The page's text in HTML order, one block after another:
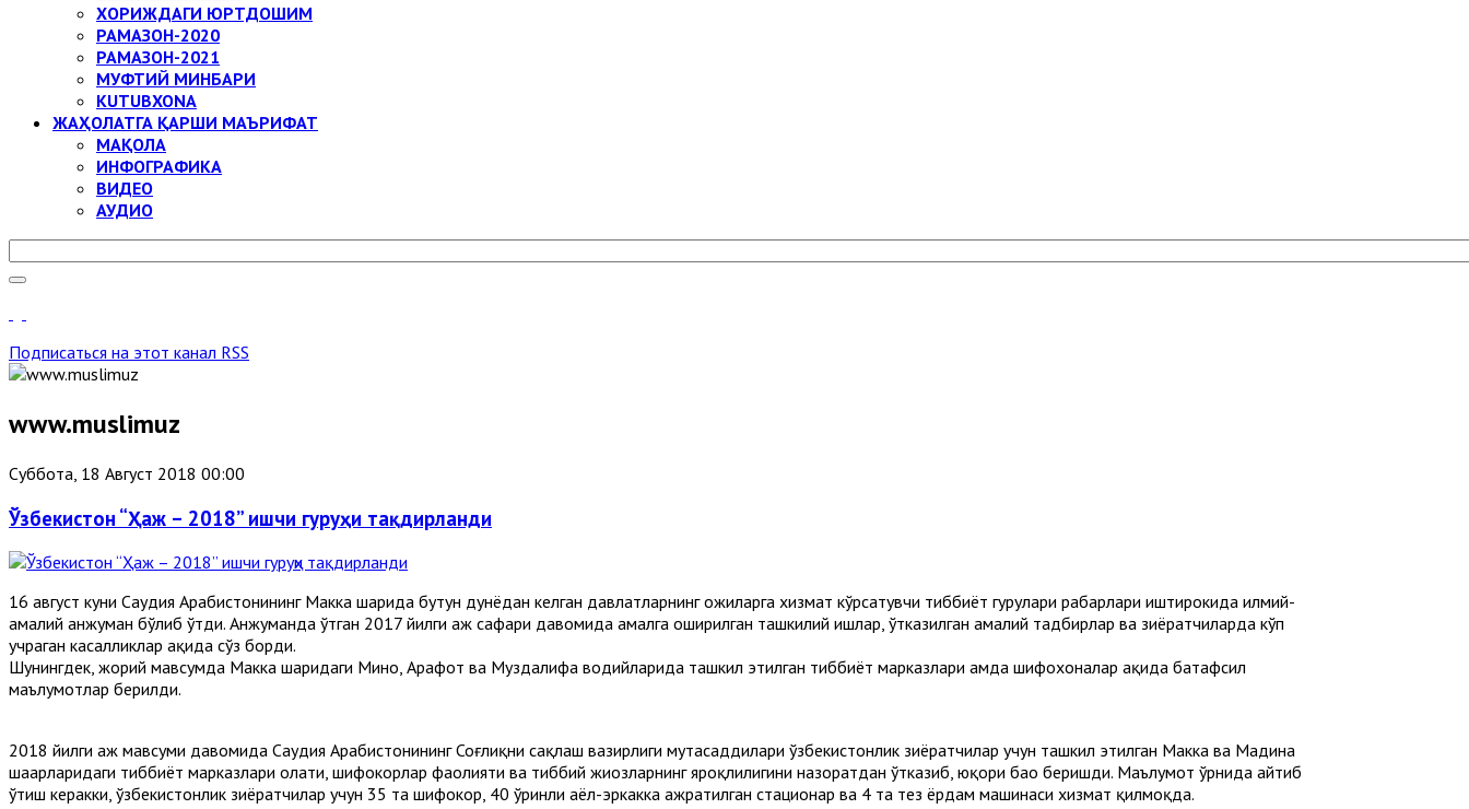
ХОРИЖДАГИ ЮРТДОШИМ
РАМАЗОН-2020
РАМАЗОН-2021
МУФТИЙ МИНБАРИ
KUTUBXONA
ЖАҲОЛАТГА ҚАРШИ МАЪРИФАТ
МАҚОЛА
ИНФОГРАФИКА
ВИДЕО
АУДИО
Подписаться на этот канал RSS
www.muslimuz
Суббота, 18 Август 2018 00:00
Ўзбекистон “Ҳаж – 2018” ишчи гуруҳи тақдирланди
16 август куни Саудия Арабистонининг Макка шаҳрида бутун дунёдан келган давлатларнинг ҳожиларга хизмат кўрсатувчи тиббиёт гуруҳлари раҳбарлари иштирокида илмий-
амалий анжуман бўлиб ўтди. Анжуманда ўтган 2017 йилги ҳаж сафари давомида амалга оширилган ташкилий ишлар, ўтказилган амалий тадбирлар ва зиёратчиларда кўп
учраган касалликлар ҳақида сўз борди.
Шунингдек, жорий мавсумда Макка шаҳридаги Мино, Арафот ва Муздалифа водийларида ташкил этилган тиббиёт марказлари ҳамда шифохоналар ҳақида батафсил
маълумотлар берилди.
2018 йилги ҳаж мавсуми давомида Саудия Арабистонининг Соғлиқни сақлаш вазирлиги мутасаддилари ўзбекистонлик зиёратчилар учун ташкил этилган Макка ва Мадина
шаҳарларидаги тиббиёт марказлари ҳолати, шифокорлар фаолияти ва тиббий жиҳозларнинг яроқлилигини назоратдан ўтказиб, юқори баҳо беришди. Маълумот ўрнида айтиб
ўтиш керакки, ўзбекистонлик зиёратчилар учун 35 та шифокор, 40 ўринли аёл-эркакка ажратилган стационар ва 4 та тез ёрдам машинаси хизмат қилмоқда.